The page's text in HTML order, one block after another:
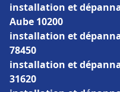
installation et
Aube 10200
installation et
78450
installation et
31620